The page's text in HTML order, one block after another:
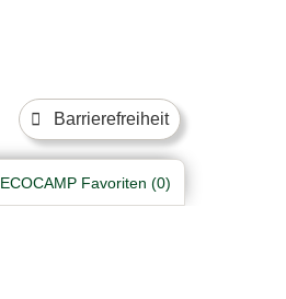
Barrierefreiheit
ECOCAMP Favoriten (0)